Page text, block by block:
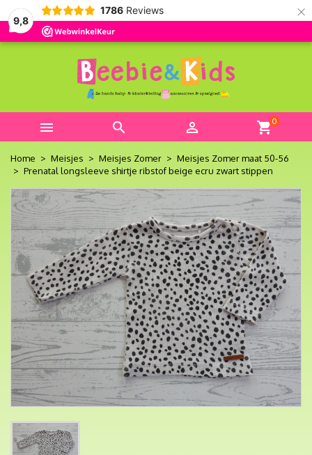
9,8
1786 Reviews ×
   shopping_cart0
Home Meisjes Meisjes Zomer
Meisjes Zomer maat 50-56
Prenatal longsleeve shirtje ribstof beige ecru zwart stippen